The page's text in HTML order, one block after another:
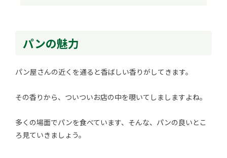
パンの魅力
パン屋さんの近くを通ると香ばしい香りがしてきます。
その香りから、ついついお店の中を覗いてしましますよね。
多くの場面でパンを食べています、そんな、パンの良いとこ
ろ見ていきましょう。